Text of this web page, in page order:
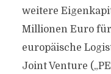
weitere
Millionen Euro
europäische
Joint Venture